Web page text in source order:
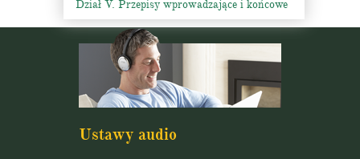
Dział V. Przepisy wprowadzające i końcowe
Ustawy audio